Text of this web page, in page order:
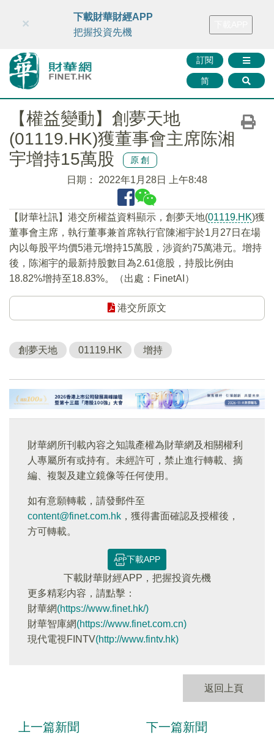
財華智庫網 FINTV FINMETA 財華證券 媒體矩陣
訂閱
简
×
下載財華財經APP
把握投資先機
【權益變動】創夢天地
(01119.HK)獲董事會主席陈湘
宇增持15萬股
原創
日期： 2022年1月28日 上午8:48
【財華社訊】港交所權益資料顯示，創夢天地(01119.HK)獲
董事會主席，執行董事兼首席執行官陳湘宇於1月27日在場
內以每股平均價5港元增持15萬股，涉資約75萬港元。增持
後，陈湘宇的最新持股數目為2.61億股，持股比例由
18.82%增持至18.83%。（出處：FinetAI）
港交所原文
創夢天地 01119.HK 增持
財華網所刊載內容之知識產權為財華網及相關權利
人專屬所有或持有。未經許可，禁止進行轉載、摘
編、複製及建立鏡像等任何使用。
如有意願轉載，請發郵件至
content@finet.com.hk ，獲得書面確認及授權後，
方可轉載。
下載APP
下載財華財經APP，把握投資先機
更多精彩内容，請點擊：
財華網(https://www.finet.hk/)
財華智庫網(https://www.finet.com.cn)
現代電視FINTV(http://www.fintv.hk)
返回上頁
上一篇新聞 下一篇新聞